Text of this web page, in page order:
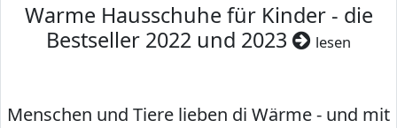
Warme Hausschuhe für Kinder - die
Bestseller 2022 und 2023
lesen
Menschen und Tiere lieben di Wärme - und mit